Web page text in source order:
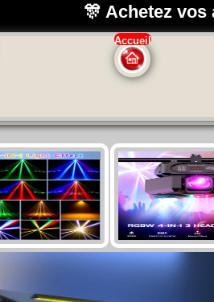
🎊 Achetez
Accueil